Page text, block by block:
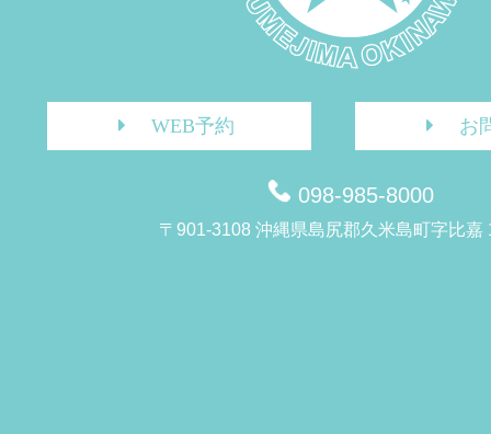
WEB予約 お
098-985-8000
〒901-3108 沖縄県島尻郡久米島町字比嘉